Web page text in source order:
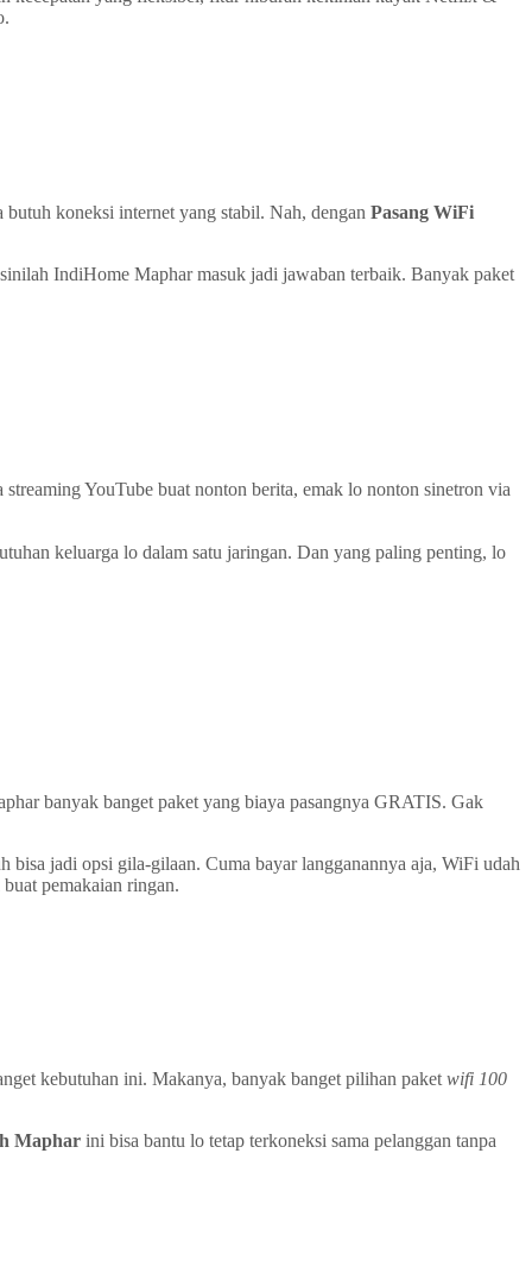
koneksi internet yang stabil. Nah, dengan Pasang WiFi
IndiHome Maphar masuk jadi jawaban terbaik. Banyak paket
YouTube buat nonton berita, emak lo nonton sinetron via
keluarga lo dalam satu jaringan. Dan yang paling penting, lo
banyak banget paket yang biaya pasangnya GRATIS. Gak
jadi opsi gila-gilaan. Cuma bayar langganannya aja, WiFi udah
pemakaian ringan.
kebutuhan ini. Makanya, banyak banget pilihan paket wifi 100
Maphar ini bisa bantu lo tetap terkoneksi sama pelanggan tanpa